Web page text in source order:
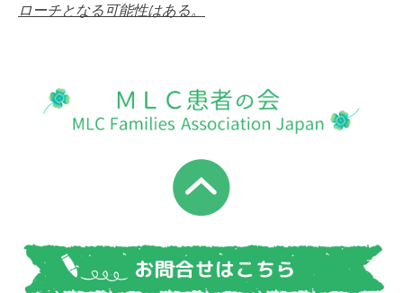
ローチとなる可能性はある。